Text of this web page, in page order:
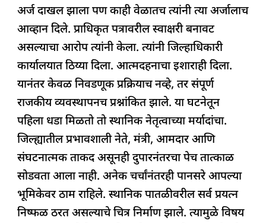
अर्ज दाखल झाला पण काही वेळातच त्यांनी त्या अर्जालाच
आव्हान दिले. प्राधिकृत पत्रावरील स्वाक्षरी बनावट
असल्याचा आरोप त्यांनी केला. त्यांनी जिल्हाधिकारी
कार्यालयात ठिय्या दिला. आत्मदहनाचा इशाराही दिला.
यानंतर केवळ निवडणूक प्रक्रियाच नव्हे, तर संपूर्ण
राजकीय व्यवस्थापनच प्रश्नांकित झाले. या घटनेतून
पहिला धडा मिळतो तो स्थानिक नेतृत्वाच्या मर्यादांचा.
जिल्ह्यातील प्रभावशाली नेते, मंत्री, आमदार आणि
संघटनात्मक ताकद असूनही दुपारनंतरचा पेच तात्काळ
सोडवता आला नाही. अनेक चर्चांनंतरही पानसरे आपल्या
भूमिकेवर ठाम राहिले. स्थानिक पातळीवरील सर्व प्रयत्न
निष्फळ ठरत असल्याचे चित्र निर्माण झाले. त्यामुळे विषय